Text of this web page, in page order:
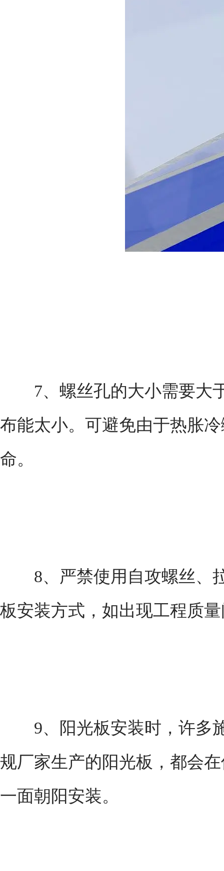
7、螺丝孔的大小需要大于
布能太小。可避免由于热胀
命。
8、严禁使用自攻螺丝、拉
板安装方式，如出现工程质
9、阳光板安装时，许多施
规厂家生产的阳光板，都会
一面朝阳安装。